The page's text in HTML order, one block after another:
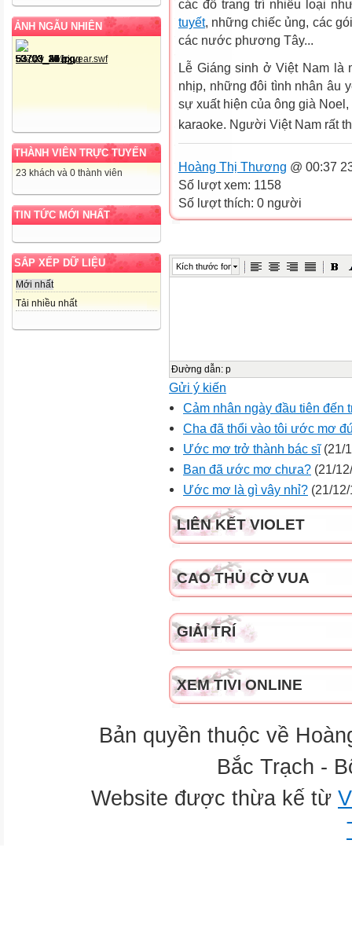
ẢNH NGẪU NHIÊN
THÀNH VIÊN TRỰC TUYẾN
23 khách và 0 thành viên
TIN TỨC MỚI NHẤT
SẮP XẾP DỮ LIỆU
Mới nhất
Tải nhiều nhất
các đồ trang trí nhiều loại
tuyết, những chiếc ủng, các
các nước phương Tây...
Lễ Giáng sinh ở Việt Nam là
nhịp, những đôi tình nhân âu
sự xuất hiện của ông già
karaoke. Người Việt Nam rất
Hoàng Thị Thương @ 00:37
Số lượt xem: 1158
Số lượt thích: 0 người
Kích thước font
Đường dẫn: p
Gửi ý kiến
Cảm nhân ngày đầu tiên đến
Cha đã thổi vào tôi ước mơ
Ước mơ trở thành bác sĩ(21/
Ban đã ước mơ chưa? (21/
Ước mơ là gì vây nhỉ? (21/12/
LIÊN KẾT VIOLET
CAO THỦ CỜ VUA
GIẢI TRÍ
XEM TIVI ONLINE
Bản quyền thuộc về
Bắc Trạch -
Website được thừa kế từ